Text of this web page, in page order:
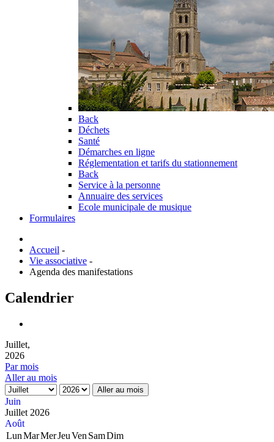
Back
Déchets
Santé
Démarches en ligne
Réglementation et tarifs du stationnement
Back
Service à la personne
Annuaire des services
Ecole municipale de musique
Formulaires
Accueil -
Vie associative -
Agenda des manifestations
Calendrier
Juillet,
2026
Par mois
Aller au mois
Aller au mois
Juin
Juillet 2026
Août
LunMarMerJeuVen SamDim